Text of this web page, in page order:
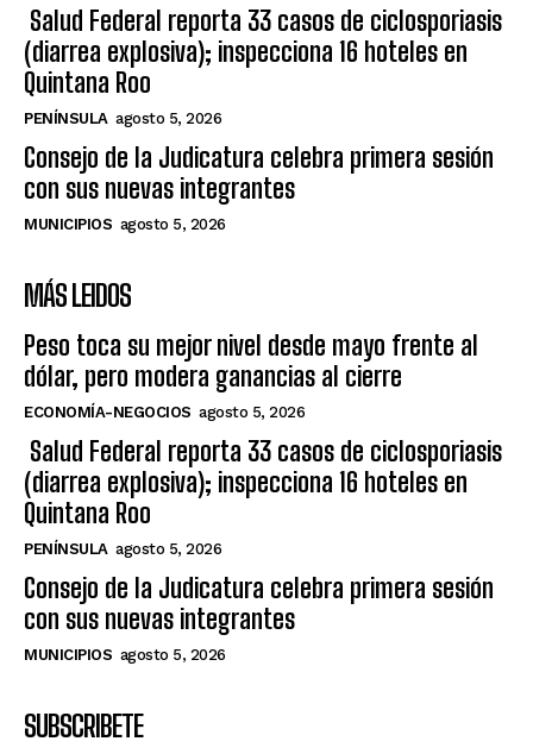
Salud Federal reporta 33 casos de ciclosporiasis
(diarrea explosiva); inspecciona 16 hoteles en
Quintana Roo
PENÍNSULA agosto 5, 2026
Consejo de la Judicatura celebra primera sesión
con sus nuevas integrantes
MUNICIPIOS agosto 5, 2026
MÁS LEIDOS
Peso toca su mejor nivel desde mayo frente al
dólar, pero modera ganancias al cierre
ECONOMÍA-NEGOCIOS agosto 5, 2026
Salud Federal reporta 33 casos de ciclosporiasis
(diarrea explosiva); inspecciona 16 hoteles en
Quintana Roo
PENÍNSULA agosto 5, 2026
Consejo de la Judicatura celebra primera sesión
con sus nuevas integrantes
MUNICIPIOS agosto 5, 2026
SUBSCRIBETE